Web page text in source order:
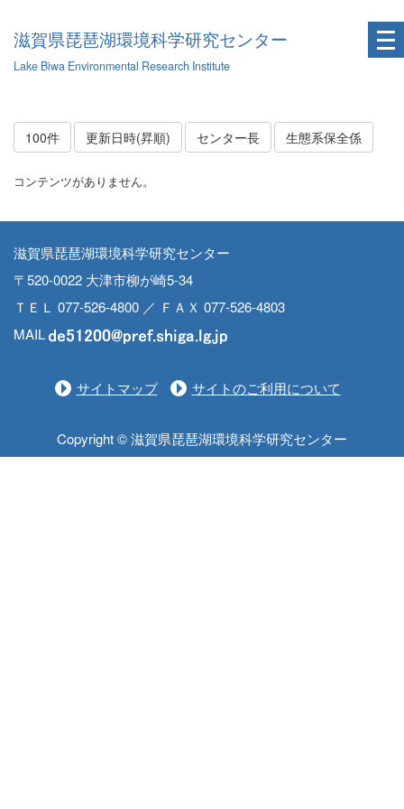
滋賀県琵琶湖環境科学研究センター
Lake Biwa Environmental Research Institute
100件 更新日時(昇順) センター長 生態系保全係
コンテンツがありません。
滋賀県琵琶湖環境科学研究センター
〒520-0022 大津市柳が崎5-34
ＴＥＬ 077-526-4800 ／ ＦＡＸ 077-526-4803
MAIL
サイトマップ サイトのご利用について
Copyright © 滋賀県琵琶湖環境科学研究センター